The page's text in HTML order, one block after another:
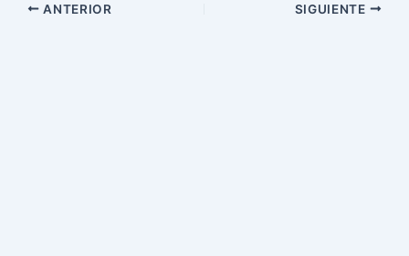
ANTERIOR SIGUIENTE